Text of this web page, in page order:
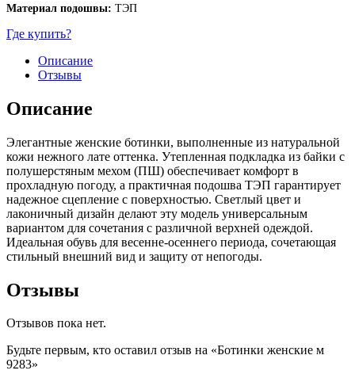
Материал подошвы: ТЭП
Где купить?
Описание
Отзывы
Описание
Элегантные женские ботинки, выполненные из натуральной
кожи нежного лате оттенка. Утепленная подкладка из байки с
полушерстяным мехом (ПШ) обеспечивает комфорт в
прохладную погоду, а практичная подошва ТЭП гарантирует
надежное сцепление с поверхностью. Светлый цвет и
лаконичный дизайн делают эту модель универсальным
вариантом для сочетания с различной верхней одеждой.
Идеальная обувь для весенне-осеннего периода, сочетающая
стильный внешний вид и защиту от непогоды.
Отзывы
Отзывов пока нет.
Будьте первым, кто оставил отзыв на «Ботинки женские м
9283»